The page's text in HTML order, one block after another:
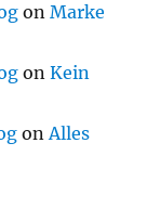
onMarke
onKein
onAlles